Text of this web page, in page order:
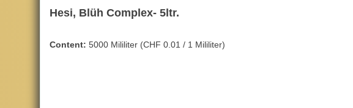
Hesi, Blüh Complex- 5ltr.
Content: 5000 Mililiter (CHF 0.01 / 1 Mililiter)